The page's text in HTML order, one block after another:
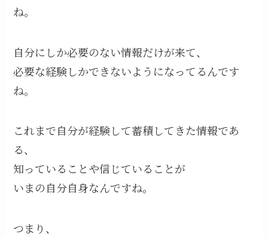
ね。
自分にしか必要のない情報だけが来て、
必要な経験しかできないようになってるんです
ね。
これまで自分が経験して蓄積してきた情報であ
る、
知っていることや信じていることが
いまの自分自身なんですね。
つまり、